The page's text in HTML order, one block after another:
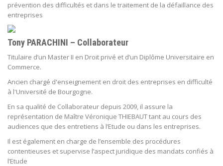
prévention des difficultés et dans le traitement de la défaillance des
entreprises
Tony PARACHINI – Collaborateur
Titulaire d’un Master II en Droit privé et d’un Diplôme Universitaire en
Commerce.
Ancien chargé d'enseignement en droit des entreprises en difficulté
à l'Université de Bourgogne.
En sa qualité de Collaborateur depuis 2009, il assure la
représentation de Maître Véronique THIEBAUT tant au cours des
audiences que des entretiens à l’Etude ou dans les entreprises.
Il est également en charge de l’ensemble des procédures
contentieuses et supervise l’aspect juridique des mandats confiés à
l’Etude